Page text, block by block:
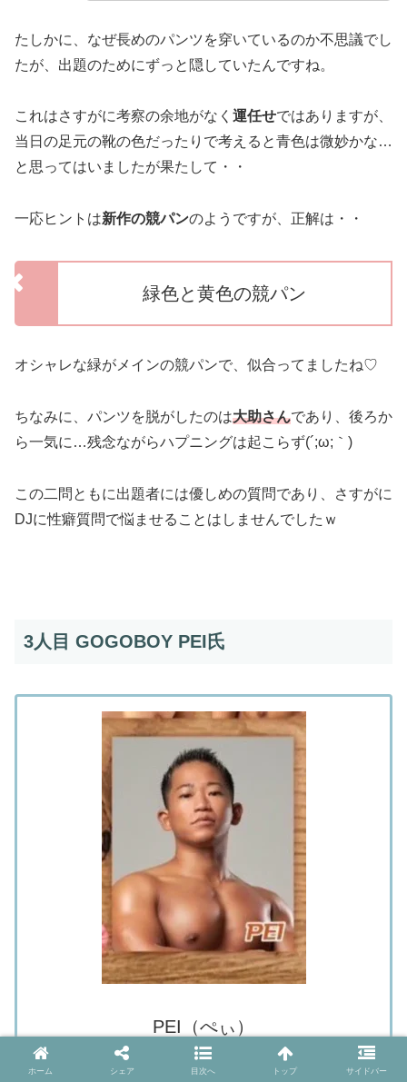
たしかに、なぜ長めのパンツを穿いているのか不思議でし
たが、出題のためにずっと隠していたんですね。
これはさすがに考察の余地がなく 運任せではありますが、
当日の足元の靴の色だったりで考えると青色は微妙かな…
と思ってはいましたが果たして・・
一応ヒントは新作の競パンのようですが、正解は・・
緑色と黄色の競パン
オシャレな緑がメインの競パンで、似合ってましたね♡
ちなみに、パンツを脱がしたのは大助さんであり、後ろか
ら一気に…残念ながらハプニングは起こらず(´;ω;｀)
この二問ともに出題者には優しめの質問であり、さすがに
DJに性癖質問で悩ませることはしませんでしたｗ
3人目 GOGOBOY PEI氏
PEI（ぺぃ）
ホーム シェア 目次へ トップ サイドバー